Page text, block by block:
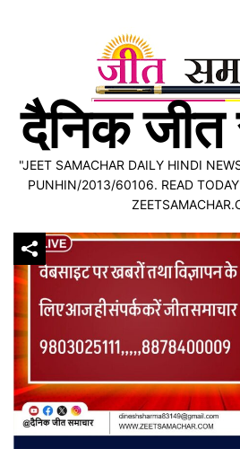
दैनिक जीत
"JEET SAMACHAR DAILY HINDI
PUNHIN/2013/60106. READ